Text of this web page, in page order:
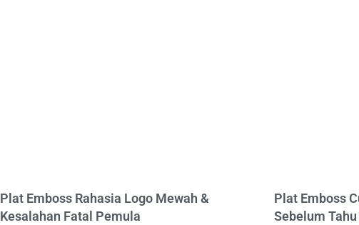
Plat Emboss Rahasia Logo Mewah &
Kesalahan Fatal Pemula
Plat Emboss
Sebelum